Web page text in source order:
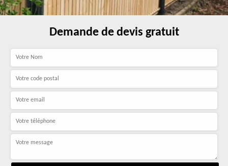
Demande de devis gratuit